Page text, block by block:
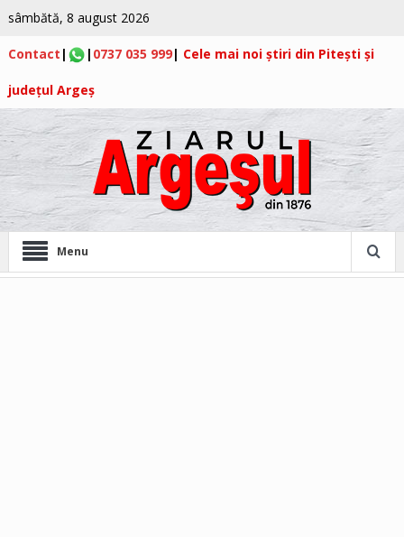
sâmbătă, 8 august 2026
Contact | | 0737 035 999| Cele mai noi știri din Pitești și
județul Argeș
Menu